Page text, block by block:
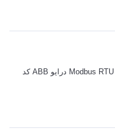
ماژول ارتباط شبکه Modbus RTU درایو ABB کد